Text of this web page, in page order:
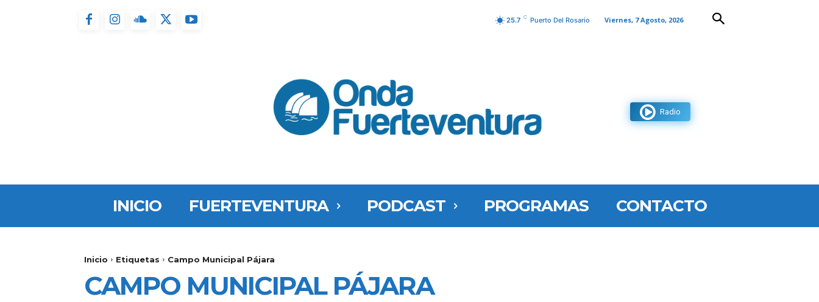
25.7 C Puerto Del Rosario Viernes, 7 Agosto, 2026
Radio
INICIO FUERTEVENTURA PODCAST PROGRAMAS CONTACTO
Inicio Etiquetas Campo Municipal Pájara
CAMPO MUNICIPAL PÁJARA